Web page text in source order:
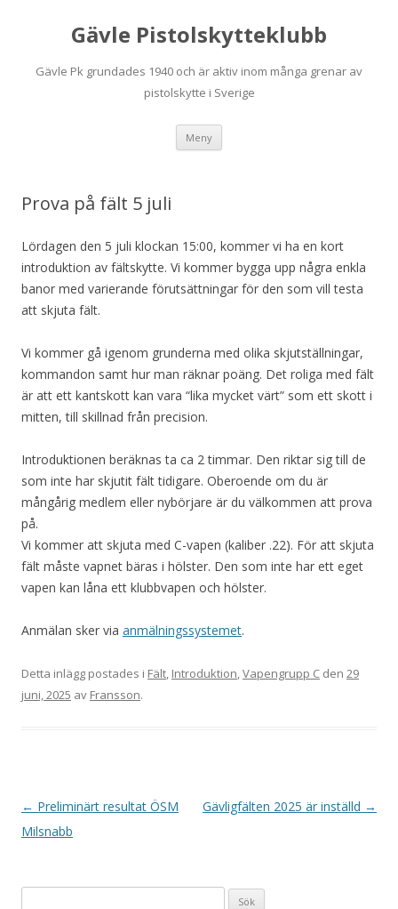
Gävle Pistolskytteklubb
Gävle Pk grundades 1940 och är aktiv inom många grenar av
pistolskytte i Sverige
Meny
Prova på fält 5 juli
Lördagen den 5 juli klockan 15:00, kommer vi ha en kort
introduktion av fältskytte. Vi kommer bygga upp några enkla
banor med varierande förutsättningar för den som vill testa
att skjuta fält.
Vi kommer gå igenom grunderna med olika skjutställningar,
kommandon samt hur man räknar poäng. Det roliga med fält
är att ett kantskott kan vara “lika mycket värt” som ett skott i
mitten, till skillnad från precision.
Introduktionen beräknas ta ca 2 timmar. Den riktar sig till de
som inte har skjutit fält tidigare. Oberoende om du är
mångårig medlem eller nybörjare är du välkommen att prova
på.
Vi kommer att skjuta med C-vapen (kaliber .22). För att skjuta
fält måste vapnet bäras i hölster. Den som inte har ett eget
vapen kan låna ett klubbvapen och hölster.
Anmälan sker via anmälningssystemet.
Detta inlägg postades i Fält, Introduktion,Vapengrupp C den 29
juni, 2025 av Fransson.
I
n
← Preliminärt resultat ÖSM
Milsnabb
Gävligfälten 2025 är inställd →